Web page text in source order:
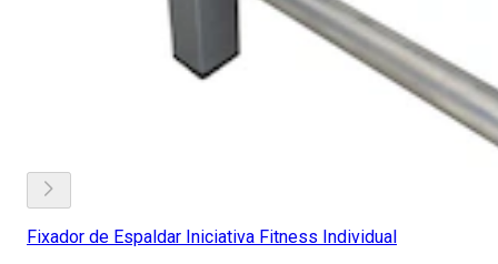
Fixador de Espaldar Iniciativa Fitness Individual